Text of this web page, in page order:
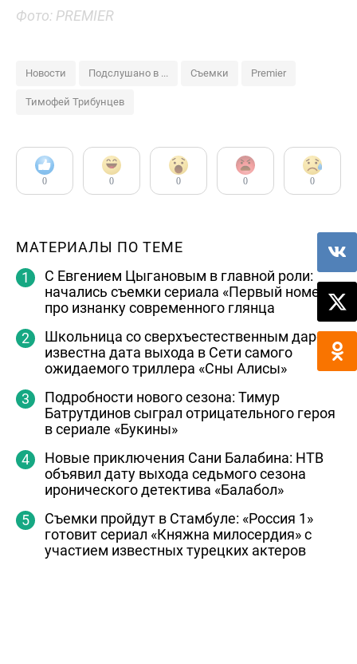
Фото: PREMIER
Новости Подслушано в ... Съемки Premier
Тимофей Трибунцев
0 0 0 0 0
МАТЕРИАЛЫ ПО ТЕМЕ
С Евгением Цыгановым в главной роли:
начались съемки сериала «Первый номер»
про изнанку современного глянца
Школьница со сверхъестественным даром:
известна дата выхода в Сети самого
ожидаемого триллера «Сны Алисы»
Подробности нового сезона: Тимур
Батрутдинов сыграл отрицательного героя
в сериале «Букины»
Новые приключения Сани Балабина: НТВ
объявил дату выхода седьмого сезона
иронического детектива «Балабол»
Съемки пройдут в Стамбуле: «Россия 1»
готовит сериал «Княжна милосердия» с
участием известных турецких актеров